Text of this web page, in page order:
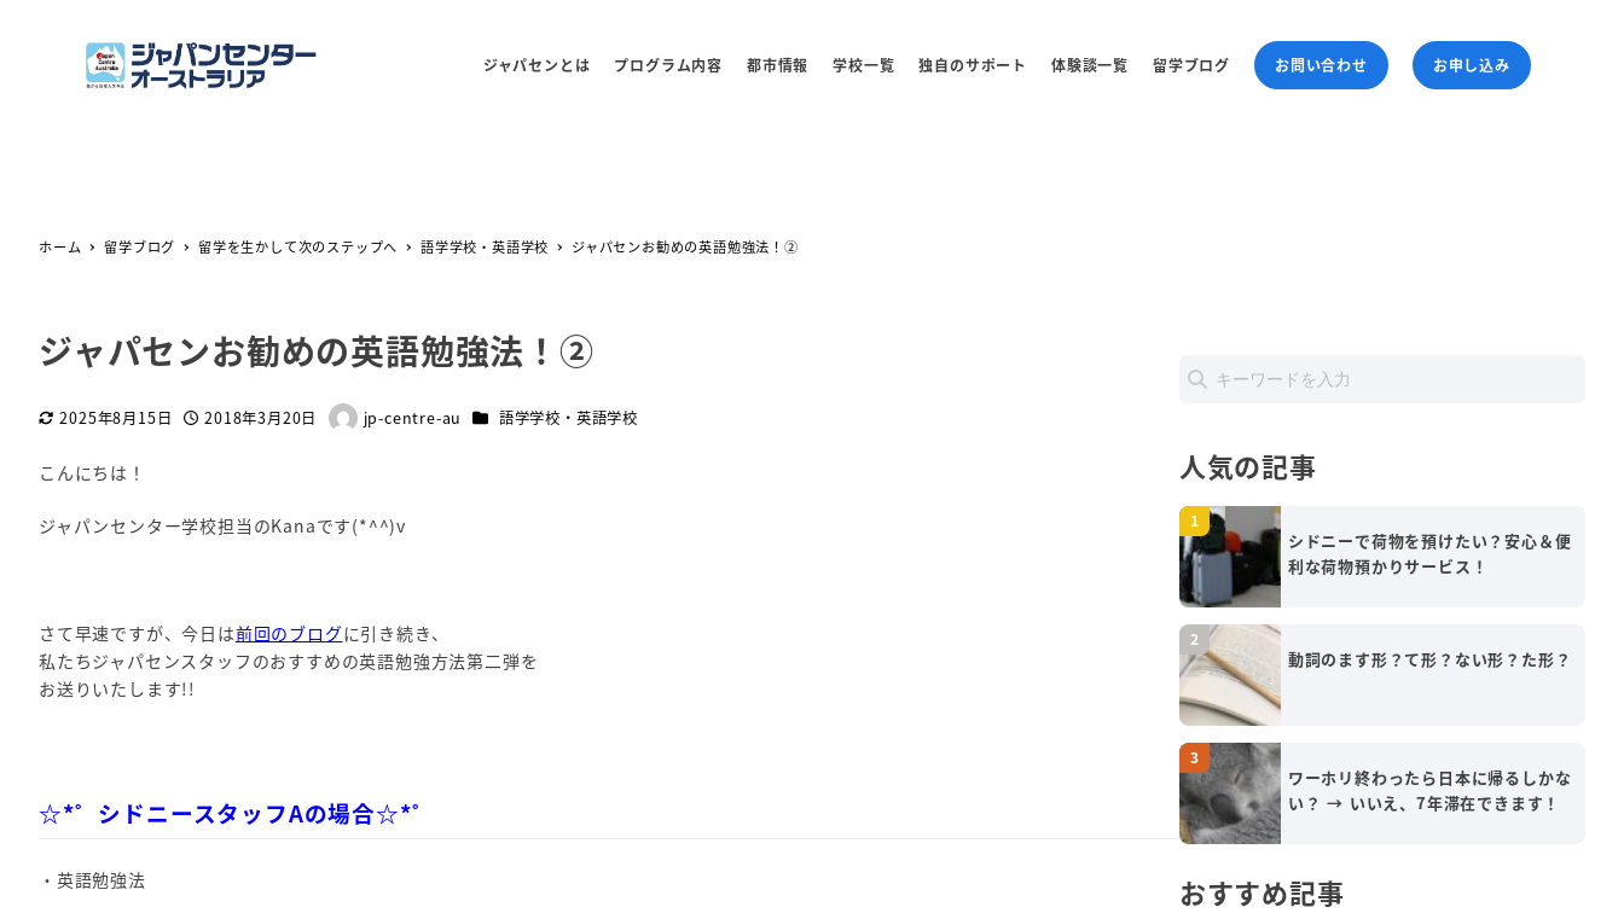
ジャパセンとは プログラム内容 都市情報 学校一覧 独自のサポート 体験談一覧 留学ブログ お問い合わせ お申し込み
ホーム 留学ブログ 留学を生かして次のステップへ 語学学校・英語学校 ジャパセンお勧めの英語勉強法！②
ジャパセンお勧めの英語勉強法！②
更新日2025年8月15日 投稿日2018年3月20日
著
jp-centre-au カテゴリー
語学学校・英語学校
こんにちは！
ジャパンセンター学校担当のKanaです(*^^)v
さて早速ですが、今日は前回のブログに引き続き、
私たちジャパセンスタッフのおすすめの英語勉強方法第二弾を
お送りいたします!!
☆*゜シドニースタッフAの場合☆*゜
・英語勉強法
人気の記事
シドニーで荷物を預けたい？安心＆便
利な荷物預かりサービス！
動詞のます形？て形？ない形？た形？
ワーホリ終わったら日本に帰るしかな
い？ → いいえ、7年滞在できます！
おすすめ記事